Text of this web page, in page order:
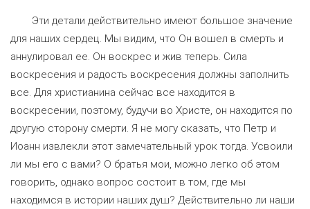
Эти детали действительно имеют большое значение
для наших сердец. Мы видим, что Он вошел в смерть и
аннулировал ее. Он воскрес и жив теперь. Сила
воскресения и радость воскресения должны заполнить
все. Для христианина сейчас все находится в
воскресении, поэтому, будучи во Христе, он находится по
другую сторону смерти. Я не могу сказать, что Петр и
Иоанн извлекли этот замечательный урок тогда. Усвоили
ли мы его с вами? О братья мои, можно легко об этом
говорить, однако вопрос состоит в том, где мы
находимся в истории наших душ? Действительно ли наши